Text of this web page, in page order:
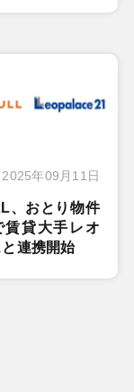
2025年09月11日
、おとり物件
賃貸大手レオ
連携開始